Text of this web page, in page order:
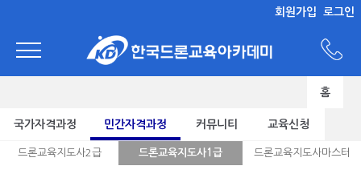
회원가입 로그인
홈
국가자격과정 민간자격과정 커뮤니티 교육신청
드론교육지도사2급 드론교육지도사1급 드론교육지도사마스터